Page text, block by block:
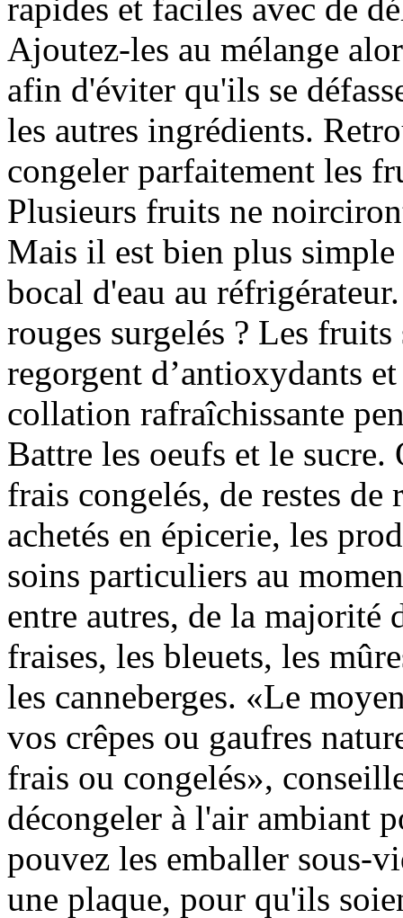
rapides et faciles avec de
Ajoutez-les au mélange
afin d'éviter qu'ils se
les autres ingrédients.
congeler parfaitement les
Plusieurs fruits ne
Mais il est bien plus simple
bocal d'eau au
rouges surgelés ? Les
regorgent d’antioxydants
collation rafraîchissante
Battre les oeufs et le
frais congelés, de restes
achetés en épicerie, les
soins particuliers au
entre autres, de la majorité
fraises, les bleuets, les
les canneberges. «Le
vos crêpes ou gaufres
frais ou congelés»,
décongeler à l'air ambiant
pouvez les emballer sous-
une plaque, pour qu'ils